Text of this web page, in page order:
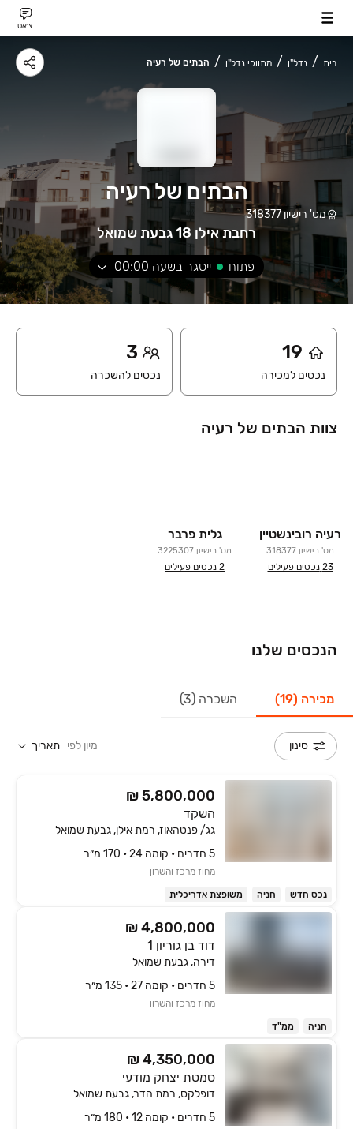
צ׳אט
בית נדל"ן מתווכי נדל"ן הבתים של רעיה
הבתים של רעיה
מס' רישיון318377
רחבת אילן 18 גבעת שמואל
פתוח ייסגר בשעה 00:00
19
נכסים למכירה
3
נכסים להשכרה
צוות הבתים של רעיה
רעיה רובינשטיין
מס' רישיון 318377
23 נכסים פעילים
גלית פרבר
מס' רישיון 3225307
2 נכסים פעילים
הנכסים שלנו
מכירה (19) השכרה (3)
סינון מיון לפי תאריך
₪ 5,800,000
השקד
גג/ פנטהאוז, רמת אילן, גבעת שמואל
5 חדרים • קומה ‎24‏ • 170 מ״ר
מחוז מרכז והשרון
נכס חדש חניה משופצת אדריכלית
₪ 4,800,000
דוד בן גוריון 1
דירה, גבעת שמואל
5 חדרים • קומה ‎27‏ • 135 מ״ר
מחוז מרכז והשרון
חניה ממ"ד
₪ 4,350,000
סמטת יצחק מודעי
דופלקס, רמת הדר, גבעת שמואל
5 חדרים • קומה ‎12‏ • 180 מ״ר